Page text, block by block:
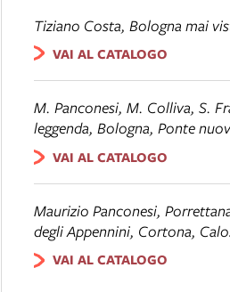
Tiziano Costa, Bologna mai
VAI AL CATALOGO
M. Panconesi, M. Colliva, S.
leggenda, Bologna, Ponte
VAI AL CATALOGO
Maurizio Panconesi,
degli Appennini, Cortona,
VAI AL CATALOGO